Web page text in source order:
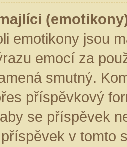
emotikony jsou
emocí za
smutný.
příspěvkový
se příspěvek
v tomto